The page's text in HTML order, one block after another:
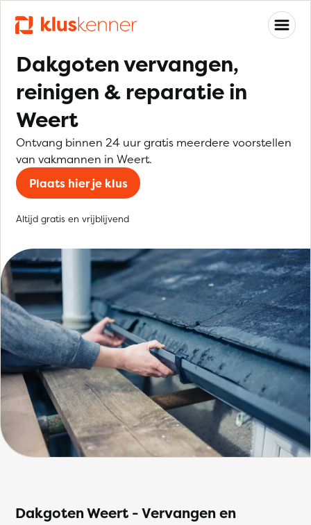
Dakgoten vervangen,
reinigen & reparatie in
Weert
Ontvang binnen 24 uur gratis meerdere voorstellen
van vakmannen in Weert.
Plaats hier je klus
Altijd gratis en vrijblijvend
Dakgoten Weert - Vervangen en